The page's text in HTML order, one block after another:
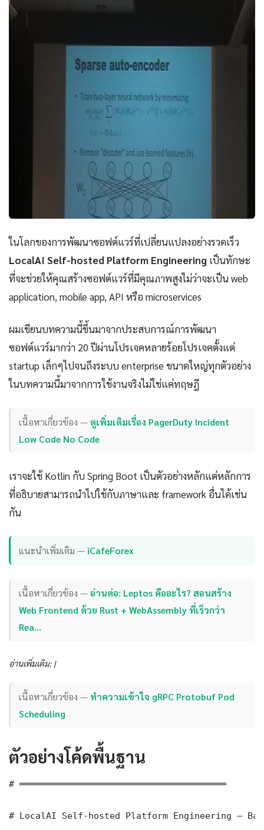
ในโลกของการพัฒนาซอฟต์แวร์ที่เปลี่ยนแปลงอย่างรวดเร็ว
LocalAI Self-hosted Platform Engineering เป็นทักษะ
ที่จะช่วยให้คุณสร้างซอฟต์แวร์ที่มีคุณภาพสูงไม่ว่าจะเป็น web
application, mobile app, API หรือ microservices
ผมเขียนบทความนี้ขึ้นมาจากประสบการณ์การพัฒนา
ซอฟต์แวร์มากว่า 20 ปีผ่านโปรเจคหลายร้อยโปรเจคตั้งแต่
startup เล็กๆไปจนถึงระบบ enterprise ขนาดใหญ่ทุกตัวอย่าง
ในบทความนี้มาจากการใช้งานจริงไม่ใช่แค่ทฤษฎี
เนื้อหาเกี่ยวข้อง — ดูเพิ่มเติมเรื่อง PagerDuty Incident
Low Code No Code
เราจะใช้ Kotlin กับ Spring Boot เป็นตัวอย่างหลักแต่หลักการ
ที่อธิบายสามารถนำไปใช้กับภาษาและ framework อื่นได้เช่น
กัน
แนะนำเพิ่มเติม — iCafeForex
เนื้อหาเกี่ยวข้อง —อ่านต่อ: Leptos คืออะไร? สอนสร้าง
Web Frontend ด้วย Rust + WebAssembly ที่เร็วกว่า
Rea…
อ่านเพิ่มเติม: |
เนื้อหาเกี่ยวข้อง — ทำความเข้าใจ gRPC Protobuf Pod
Scheduling
ตัวอย่างโค้ดพื้นฐาน
# ═══════════════════════════════════════
# LocalAI Self-hosted Platform Engineering —